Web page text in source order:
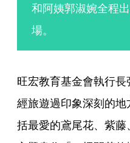
和阿姨郭淑婉全程
場。
旺宏教育基金會執行
經旅遊過印象深刻的
括最愛的鳶尾花、紫